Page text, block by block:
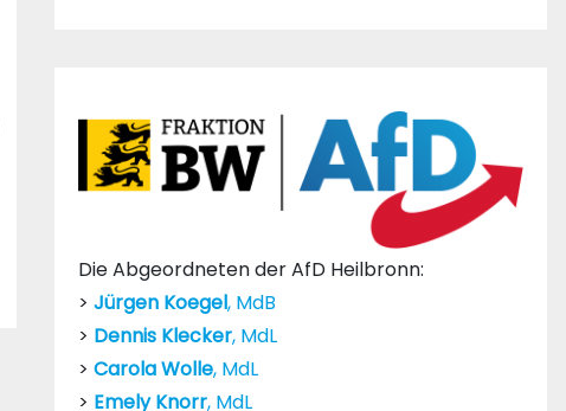
Die Abgeordneten der AfD Heilbronn:
> Jürgen Koegel, MdB
> Dennis Klecker, MdL
> Carola Wolle, MdL
> Emely Knorr, MdL